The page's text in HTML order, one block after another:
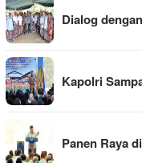
Dialog
Kapolri
Panen Raya